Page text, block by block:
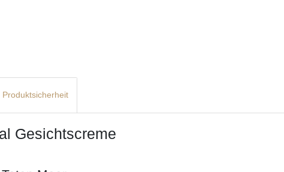
Produktsicherheit
Gesichtscreme